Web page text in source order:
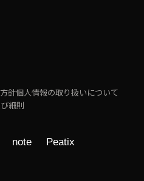
針個人情報の取り扱いについて
細則
note Peatix